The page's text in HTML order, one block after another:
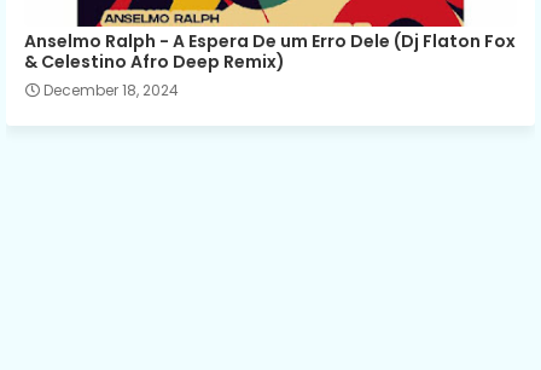
Anselmo Ralph - A Espera De um Erro Dele (Dj Flaton Fox
& Celestino Afro Deep Remix)
December 18, 2024